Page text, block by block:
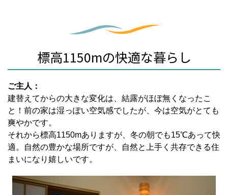
標高1150mの快適な暮らし
ご主人：
建替えてからの大きな変化は、結露がほぼ無くなったこ
と！前の家は湿っぽい空気感でしたが、今は空気がとても
爽やかです。
それから標高1150mありますが、冬の朝でも15℃あって快
適。自然の豊かな場所ですが、自然と上手く共存できる住
まいになり嬉しいです。